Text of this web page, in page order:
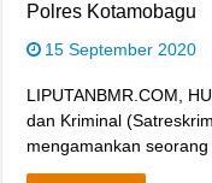
Polres Kotamobagu
15 September 2020
LIPUTANBMR.COM,
dan Kriminal
mengamankan seorang